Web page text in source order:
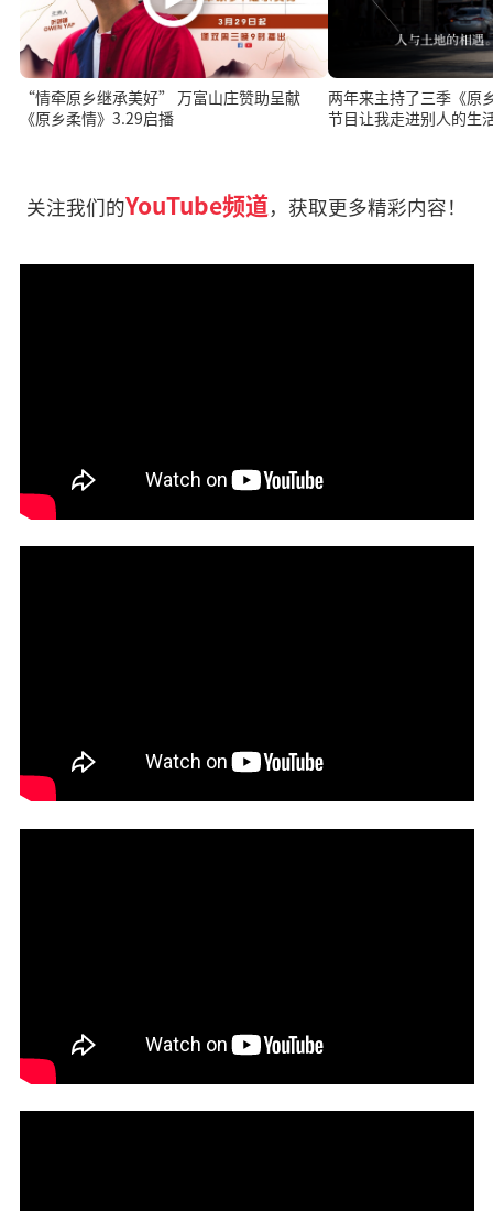
“情牵原乡继承美好” 万富山庄赞助呈献
《原乡柔情》3.29启播
两年来主持了三季《原
节目让我走进别人的生
关注我们的YouTube频道，获取更多精彩内容！